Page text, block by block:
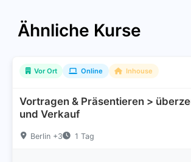
Ähnliche Kurse
Vor Ort Online Inhouse
Vortragen & Präsentieren >
und Verkauf
Berlin +3 1 Tag